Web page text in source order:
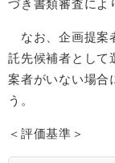
づき書類審査によ
なお、企画提案
託先候補者として
案者がいない場合
う。
＜評価基準＞